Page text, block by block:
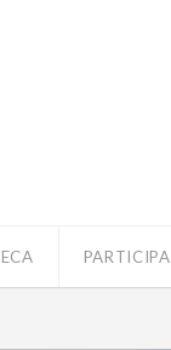
PARTICIPA